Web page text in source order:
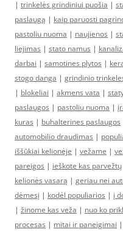
| trinkelės grindiniui puošia |
paslaugą | kaip paruosti
pastoliu nuoma | naujienos |
liejimas | stato namus |
darbai | samotines plytos |
stogo danga | grindinio
| blokeliai | akmens vata |
paslaugos | pastoliu nuoma |
kuras | buhalterines paslaugos
automobilio draudimas |
iššūkiai kelionėje | vežame |
pareigos | ieškote kas parvežtų
kelionės vasarą | geriau nei
dėmesį | kodėl populiarios | į
| žinome kas veža | nuo ko
procesas | mitai ir paneigimai |